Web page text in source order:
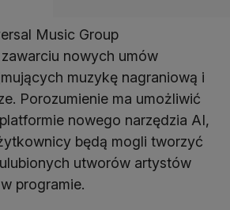
Music Group
nowych umów
muzykę nagraniową i
Porozumienie ma umożliwić
nowego narzędzia AI,
będą mogli tworzyć
utworów artystów
programie.